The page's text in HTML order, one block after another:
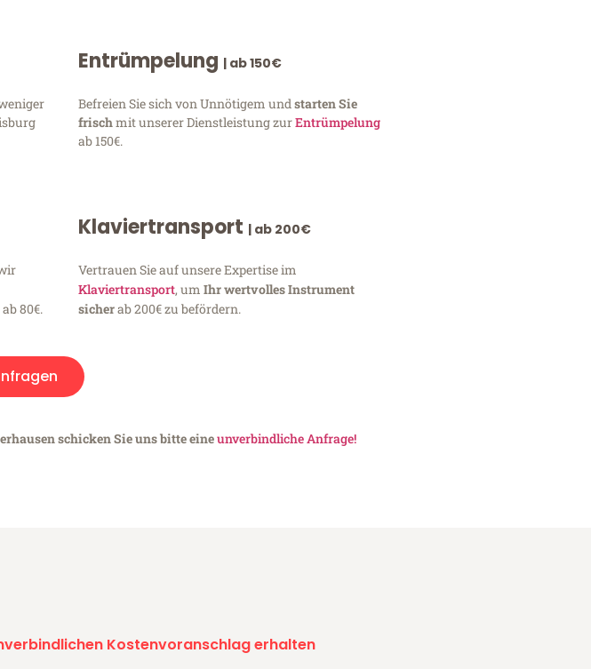
Entrümpelung | ab 150€
Befreien Sie sich von Unnötigem und starten Sie
frischmit unserer Dienstleistung zurEntrümpelung
ab 150€.
80€.
Klaviertransport | ab 200€
Vertrauen Sie auf unsere Expertise im
Klaviertransport, um Ihr wertvolles Instrument
sicherab 200€ zu befördern.
schicken Sie uns bitte eineunverbindliche Anfrage!
Kostenvoranschlag erhalten